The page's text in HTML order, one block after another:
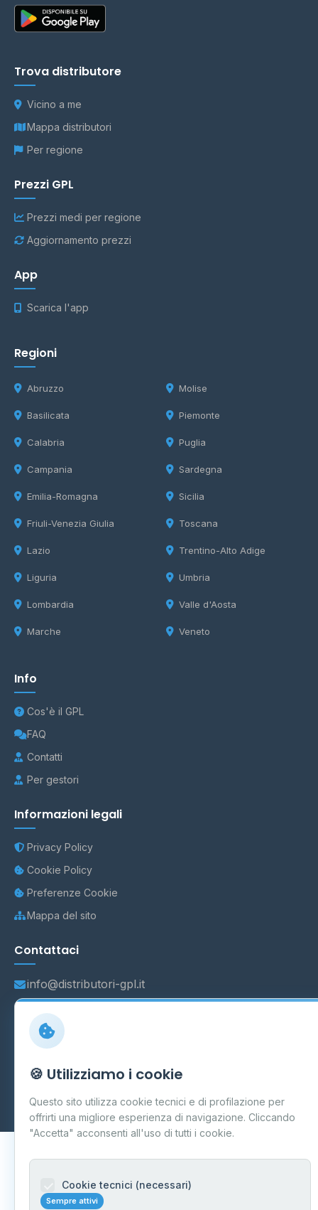
Trova distributore
Vicino a me
Mappa distributori
Per regione
Prezzi GPL
Prezzi medi per regione
Aggiornamento prezzi
App
Scarica l'app
Regioni
Abruzzo
Basilicata
Calabria
Campania
Emilia-Romagna
Friuli-Venezia Giulia
Lazio
Liguria
Lombardia
Marche
Molise
Piemonte
Puglia
Sardegna
Sicilia
Toscana
Trentino-Alto Adige
Umbria
Valle d'Aosta
Veneto
Info
Cos'è il GPL
FAQ
Contatti
Per gestori
Informazioni legali
Privacy Policy
Cookie Policy
Preferenze Cookie
Mappa del sito
Contattaci
info@distributori-gpl.it
Carpi P.IVA 03859300364
Dati forniti da Ministero delle Imprese e del Made in Italy
Aggiornamento quotidiano
🍪 Utilizziamo i cookie
Questo sito utilizza cookie tecnici e di profilazione per
offrirti una migliore esperienza di navigazione. Cliccando
"Accetta" acconsenti all'uso di tutti i cookie.
Cookie tecnici (necessari)
Sempre attivi